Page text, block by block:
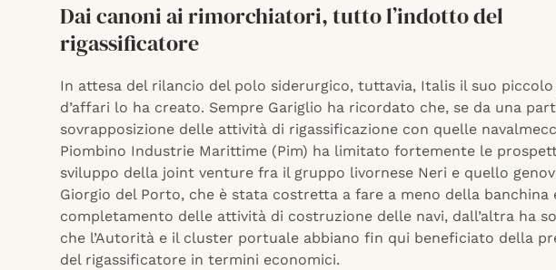
Dai canoni ai rimorchiatori, tutto l’indotto del
rigassificatore
In attesa del rilancio del polo siderurgico, tuttavia, Italis il suo piccolo
d’affari lo ha creato. Sempre Gariglio ha ricordato che, se da una
sovrapposizione delle attività di rigassificazione con quelle
Piombino Industrie Marittime (Pim) ha limitato fortemente le
sviluppo della joint venture fra il gruppo livornese Neri e quello
Giorgio del Porto, che è stata costretta a fare a meno della banchina
completamento delle attività di costruzione delle navi, dall’altra ha
che l’Autorità e il cluster portuale abbiano fin qui beneficiato della
del rigassificatore in termini economici.